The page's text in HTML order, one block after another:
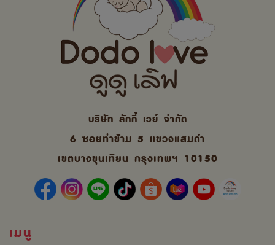
บริษัท ลักกี้ เวย์ จํากัด
6 ซอยท่าข้าม 5 แขวงแสมดำ
เขตบางขุนเทียน กรุงเทพฯ 10150
เมนู